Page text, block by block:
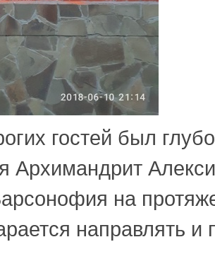
гостей был
Архимандрит
на
направлять и